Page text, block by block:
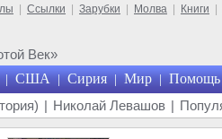
Ссылки Зарубки Молва Книги
Век»
| США | Сирия | Мир | Помощь
| Николай Левашов |